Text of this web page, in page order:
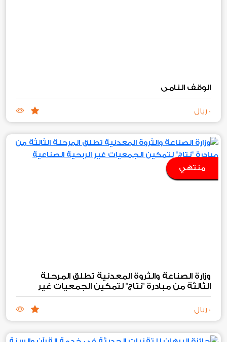
الوقف النامي
0 ريال
منتهي
وزارة الصناعة والثروة المعدنية تطلق المرحلة
الثالثة من مبادرة "نتاج" لتمكين الجمعيات غير
الربحية الصناعية والتعدينية
0 ريال